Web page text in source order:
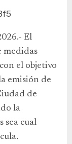
El
medidas
el objetivo
emisión de
de
la
sea cual